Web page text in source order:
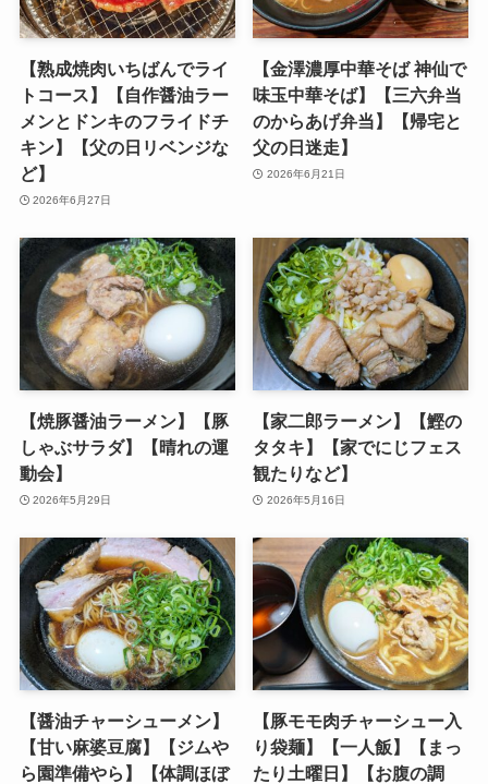
【熟成焼肉いちばんでライ
トコース】【自作醤油ラー
メンとドンキのフライドチ
キン】【父の日リベンジな
ど】
2026年6月27日
【金澤濃厚中華そば 神仙で
味玉中華そば】【三六弁当
のからあげ弁当】【帰宅と
父の日迷走】
2026年6月21日
【焼豚醤油ラーメン】【豚
しゃぶサラダ】【晴れの運
動会】
2026年5月29日
【家二郎ラーメン】【鰹の
タタキ】【家でにじフェス
観たりなど】
2026年5月16日
【醤油チャーシューメン】
【甘い麻婆豆腐】【ジムや
ら園準備やら】【体調ほぼ
【豚モモ肉チャーシュー入
り袋麺】【一人飯】【まっ
たり土曜日】【お腹の調